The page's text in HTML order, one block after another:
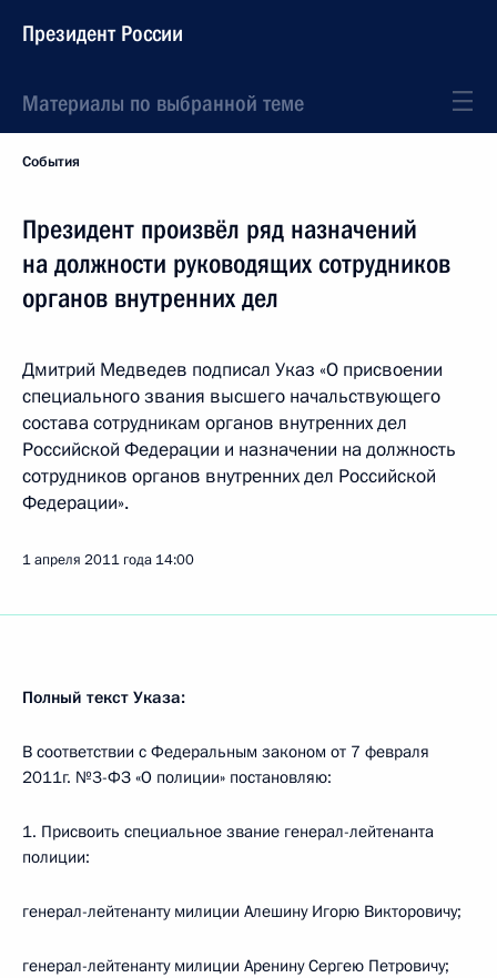
Президент России
Материалы по выбранной теме
События
Президент произвёл ряд назначений
на должности руководящих сотрудников
органов внутренних дел
Дмитрий Медведев подписал Указ «О присвоении
специального звания высшего начальствующего
состава сотрудникам органов внутренних дел
Российской Федерации и назначении на должность
сотрудников органов внутренних дел Российской
Федерации».
1 апреля 2011 года 14:00
Полный текст Указа:
В соответствии с Федеральным законом от 7 февраля
2011г. №3-ФЗ «О полиции» постановляю:
1. Присвоить специальное звание генерал-лейтенанта
полиции:
генерал-лейтенанту милиции Алешину Игорю Викторовичу;
генерал-лейтенанту милиции Аренину Сергею Петровичу;